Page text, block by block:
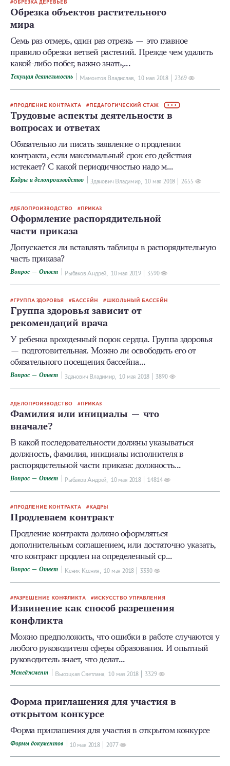
ОБРЕЗКА ДЕРЕВЬЕВ
Обрезка объектов растительного
мира
Семь раз отмерь, один раз отрежь — это главное
правило обрезки ветвей растений. Прежде чем удалить
какой-либо побег, важно знать,...
Текущая деятельность Мамонтов Владислав, 10 мая 2018 2369
ПРОДЛЕНИЕ КОНТРАКТА ПЕДАГОГИЧЕСКИЙ СТАЖ • • •
Трудовые аспекты деятельности в
вопросах и ответах
Обязательно ли писать заявление о продлении
контракта, если максимальный срок его действия
истекает? С какой периодичностью надо м...
Кадры и делопроизводство Зданович Владимир, 10 мая 2018 2655
ДЕЛОПРОИЗВОДСТВО ПРИКАЗ
Оформление распорядительной
части приказа
Допускается ли вставлять таблицы в распорядительную
часть приказа?
Вопрос — Ответ Рыбаков Андрей, 10 мая 2019 3590
ГРУППА ЗДОРОВЬЯ БАССЕЙН ШКОЛЬНЫЙ БАССЕЙН
Группа здоровья зависит от
рекомендаций врача
У ребенка врожденный порок сердца. Группа здоровья
— подготовительная. Можно ли освободить его от
обязательного посещения бассейна...
Вопрос — Ответ Зданович Владимир, 10 мая 2018 3890
ДЕЛОПРОИЗВОДСТВО ПРИКАЗ
Фамилия или инициалы — что
вначале?
В какой последовательности должны указываться
должность, фамилия, инициалы исполнителя в
распорядительной части приказа: должность...
Вопрос — Ответ Рыбаков Андрей, 10 мая 2018 14814
ПРОДЛЕНИЕ КОНТРАКТА КАДРЫ
Продлеваем контракт
Продление контракта должно оформляться
дополнительным соглашением, или достаточно указать,
что контракт продлен на определенный ср...
Вопрос — Ответ Кеник Ксения, 10 мая 2018 3330
РАЗРЕШЕНИЕ КОНФЛИКТА ИСКУССТВО УПРАВЛЕНИЯ
Извинение как способ разрешения
конфликта
Можно предположить, что ошибки в работе случаются у
любого руководителя сферы образования. И опытный
руководитель знает, что делат...
Менеджмент Высоцкая Светлана, 10 мая 2018 3329
Форма приглашения для участия в
открытом конкурсе
Форма приглашения для участия в открытом конкурсе
Формы документов 10 мая 2018 2077